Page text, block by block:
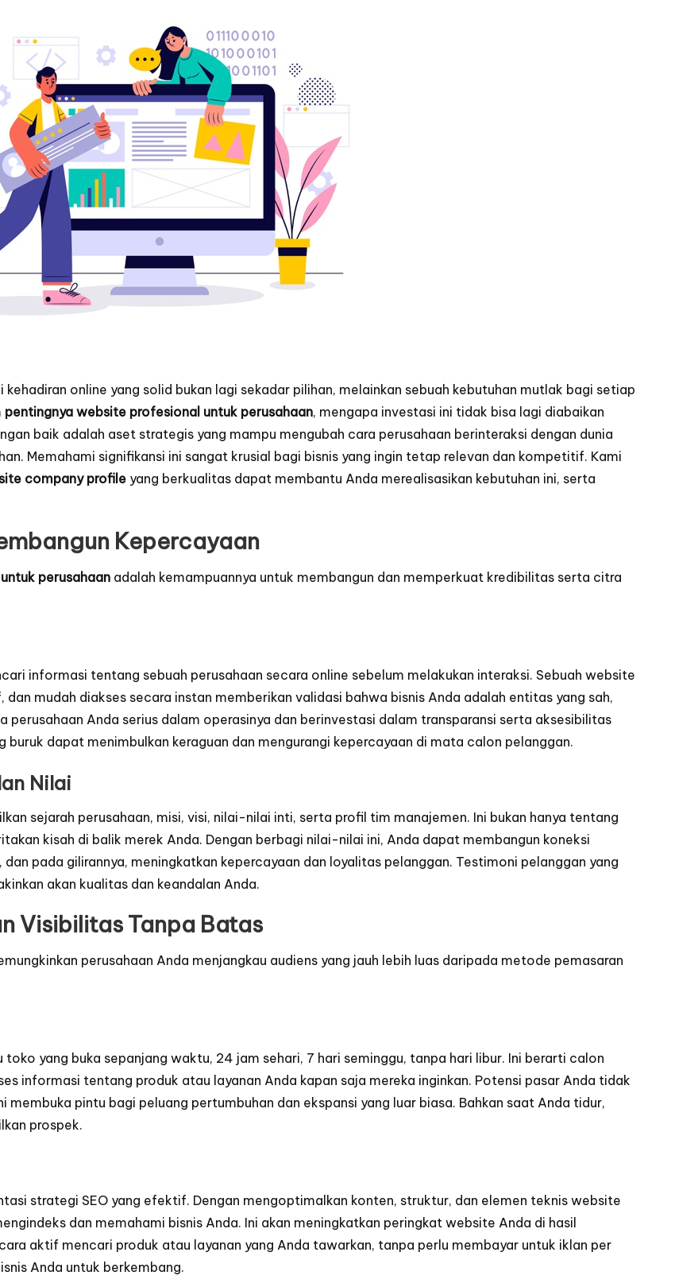
online yang solid bukan lagi sekadar pilihan, melainkan sebuah kebutuhan mutlak bagi setiap
pentingnya website profesional untuk perusahaan, mengapa investasi ini tidak bisa lagi diabaikan
baik adalah aset strategis yang mampu mengubah cara perusahaan berinteraksi dengan dunia
Memahami signifikansi ini sangat krusial bagi bisnis yang ingin tetap relevan dan kompetitif. Kami
company profile yang berkualitas dapat membantu Anda merealisasikan kebutuhan ini, serta
Kepercayaan
perusahaan adalah kemampuannya untuk membangun dan memperkuat kredibilitas serta citra
informasi tentang sebuah perusahaan secara online sebelum melakukan interaksi. Sebuah website
mudah diakses secara instan memberikan validasi bahwa bisnis Anda adalah entitas yang sah,
Anda serius dalam operasinya dan berinvestasi dalam transparansi serta aksesibilitas
dapat menimbulkan keraguan dan mengurangi kepercayaan di mata calon pelanggan.
Nilai
sejarah perusahaan, misi, visi, nilai-nilai inti, serta profil tim manajemen. Ini bukan hanya tentang
kisah di balik merek Anda. Dengan berbagi nilai-nilai ini, Anda dapat membangun koneksi
pada gilirannya, meningkatkan kepercayaan dan loyalitas pelanggan. Testimoni pelanggan yang
akan kualitas dan keandalan Anda.
Visibilitas Tanpa Batas
perusahaan Anda menjangkau audiens yang jauh lebih luas daripada metode pemasaran
yang buka sepanjang waktu, 24 jam sehari, 7 hari seminggu, tanpa hari libur. Ini berarti calon
informasi tentang produk atau layanan Anda kapan saja mereka inginkan. Potensi pasar Anda tidak
pintu bagi peluang pertumbuhan dan ekspansi yang luar biasa. Bahkan saat Anda tidur,
prospek.
strategi SEO yang efektif. Dengan mengoptimalkan konten, struktur, dan elemen teknis website
dan memahami bisnis Anda. Ini akan meningkatkan peringkat website Anda di hasil
aktif mencari produk atau layanan yang Anda tawarkan, tanpa perlu membayar untuk iklan per
Anda untuk berkembang.